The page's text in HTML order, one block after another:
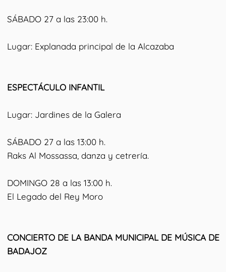
SÁBADO 27 a las 23:00 h.
Lugar: Explanada principal de la Alcazaba
ESPECTÁCULO INFANTIL
Lugar: Jardines de la Galera
SÁBADO 27 a las 13:00 h.
Raks Al Mossassa, danza y cetrería.
DOMINGO 28 a las 13:00 h.
El Legado del Rey Moro
CONCIERTO DE LA BANDA MUNICIPAL DE MÚSICA DE
BADAJOZ